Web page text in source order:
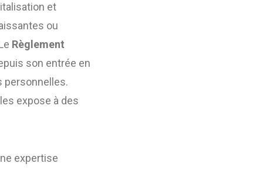
et
ou
Règlement
son entrée en
personnelles.
expose à des
expertise